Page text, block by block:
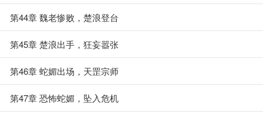
第44章 魏老惨败，楚浪登台
第45章 楚浪出手，狂妄嚣张
第46章 蛇媚出场，天罡宗师
第47章 恐怖蛇媚，坠入危机